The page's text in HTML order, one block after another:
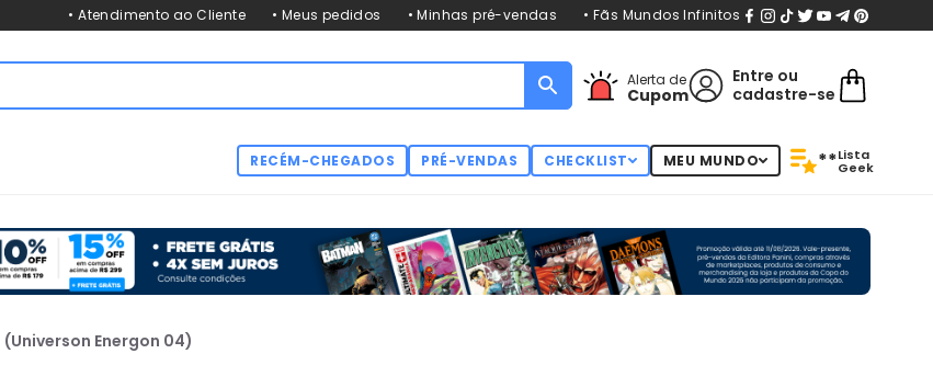
• Atendimento ao Cliente • Meus pedidos • Minhas pré-vendas • Fãs Mundos Infinitos
Alerta de
Cupom
Entre ou
cadastre-se
RECÉM-CHEGADOS PRÉ-VENDAS CHECKLIST MEU MUNDO **Lista
Geek
Energon 04)